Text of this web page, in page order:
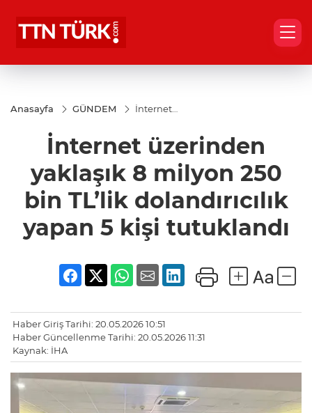
Anasayfa GÜNDEM
İnternet
milyon 250
bin TL’lik
dolandırıcılık
yapan 5 kişi
İnternet üzerinden
yaklaşık 8 milyon 250
bin TL’lik dolandırıcılık
yapan 5 kişi tutuklandı
Haber Giriş Tarihi: 20.05.2026 10:51
Haber Güncellenme Tarihi: 20.05.2026 11:31
Kaynak: İHA